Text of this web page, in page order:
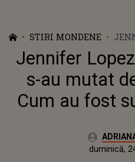
STIRI MONDENE
Jennifer
s-au mutat
Cum au fost
Autor:
Actualizat:
duminică,